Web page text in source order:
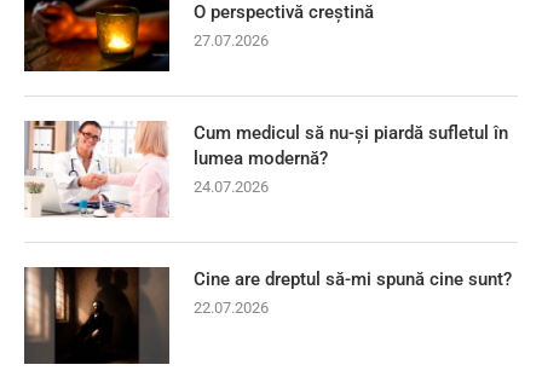
O perspectivă creștină
27.07.2026
Cum medicul să nu-și piardă sufletul în
lumea modernă?
24.07.2026
Cine are dreptul să-mi spună cine sunt?
22.07.2026